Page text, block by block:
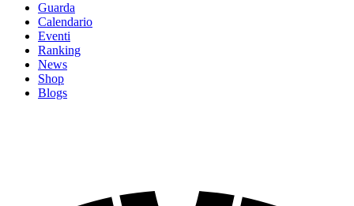
Guarda
Calendario
Eventi
Ranking
News
Shop
Blogs